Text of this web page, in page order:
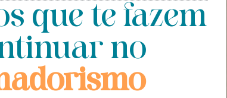
que te fazem
no